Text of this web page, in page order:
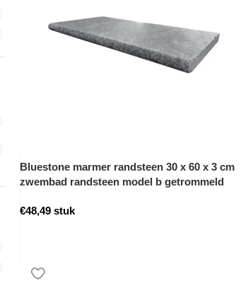
Bluestone marmer randsteen 30 x 60 x 3 cm
zwembad randsteen model b getrommeld
€48,49 stuk